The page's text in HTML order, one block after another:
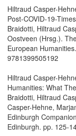
Hiltraud Casper-
Post-COVID-19-
Braidotti, Hiltraud
Oostveen (Hrsg.).
European
9781399505192
Hiltraud Casper-
Humanities: What
Braidotti, Hiltraud
Casper-Hehne,
Edinburgh
Edinburgh. pp. 125-